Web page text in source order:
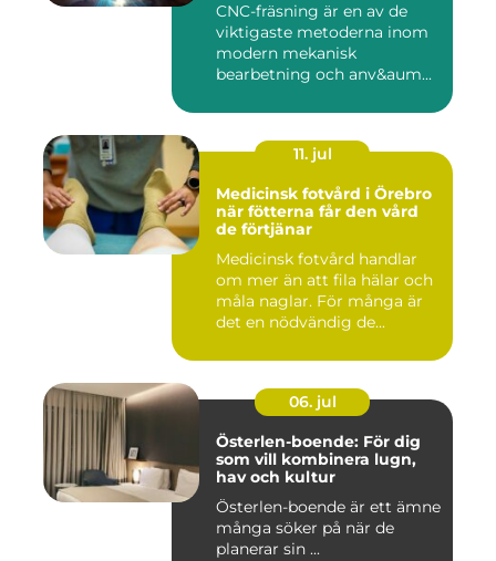
CNC-fräsning är en av de
viktigaste metoderna inom
modern mekanisk
bearbetning och anv&aum...
11. jul
Medicinsk fotvård i Örebro
när fötterna får den vård
de förtjänar
Medicinsk fotvård handlar
om mer än att fila hälar och
måla naglar. För många är
det en nödvändig de...
06. jul
Österlen-boende: För dig
som vill kombinera lugn,
hav och kultur
Österlen-boende är ett ämne
många söker på när de
planerar sin ...